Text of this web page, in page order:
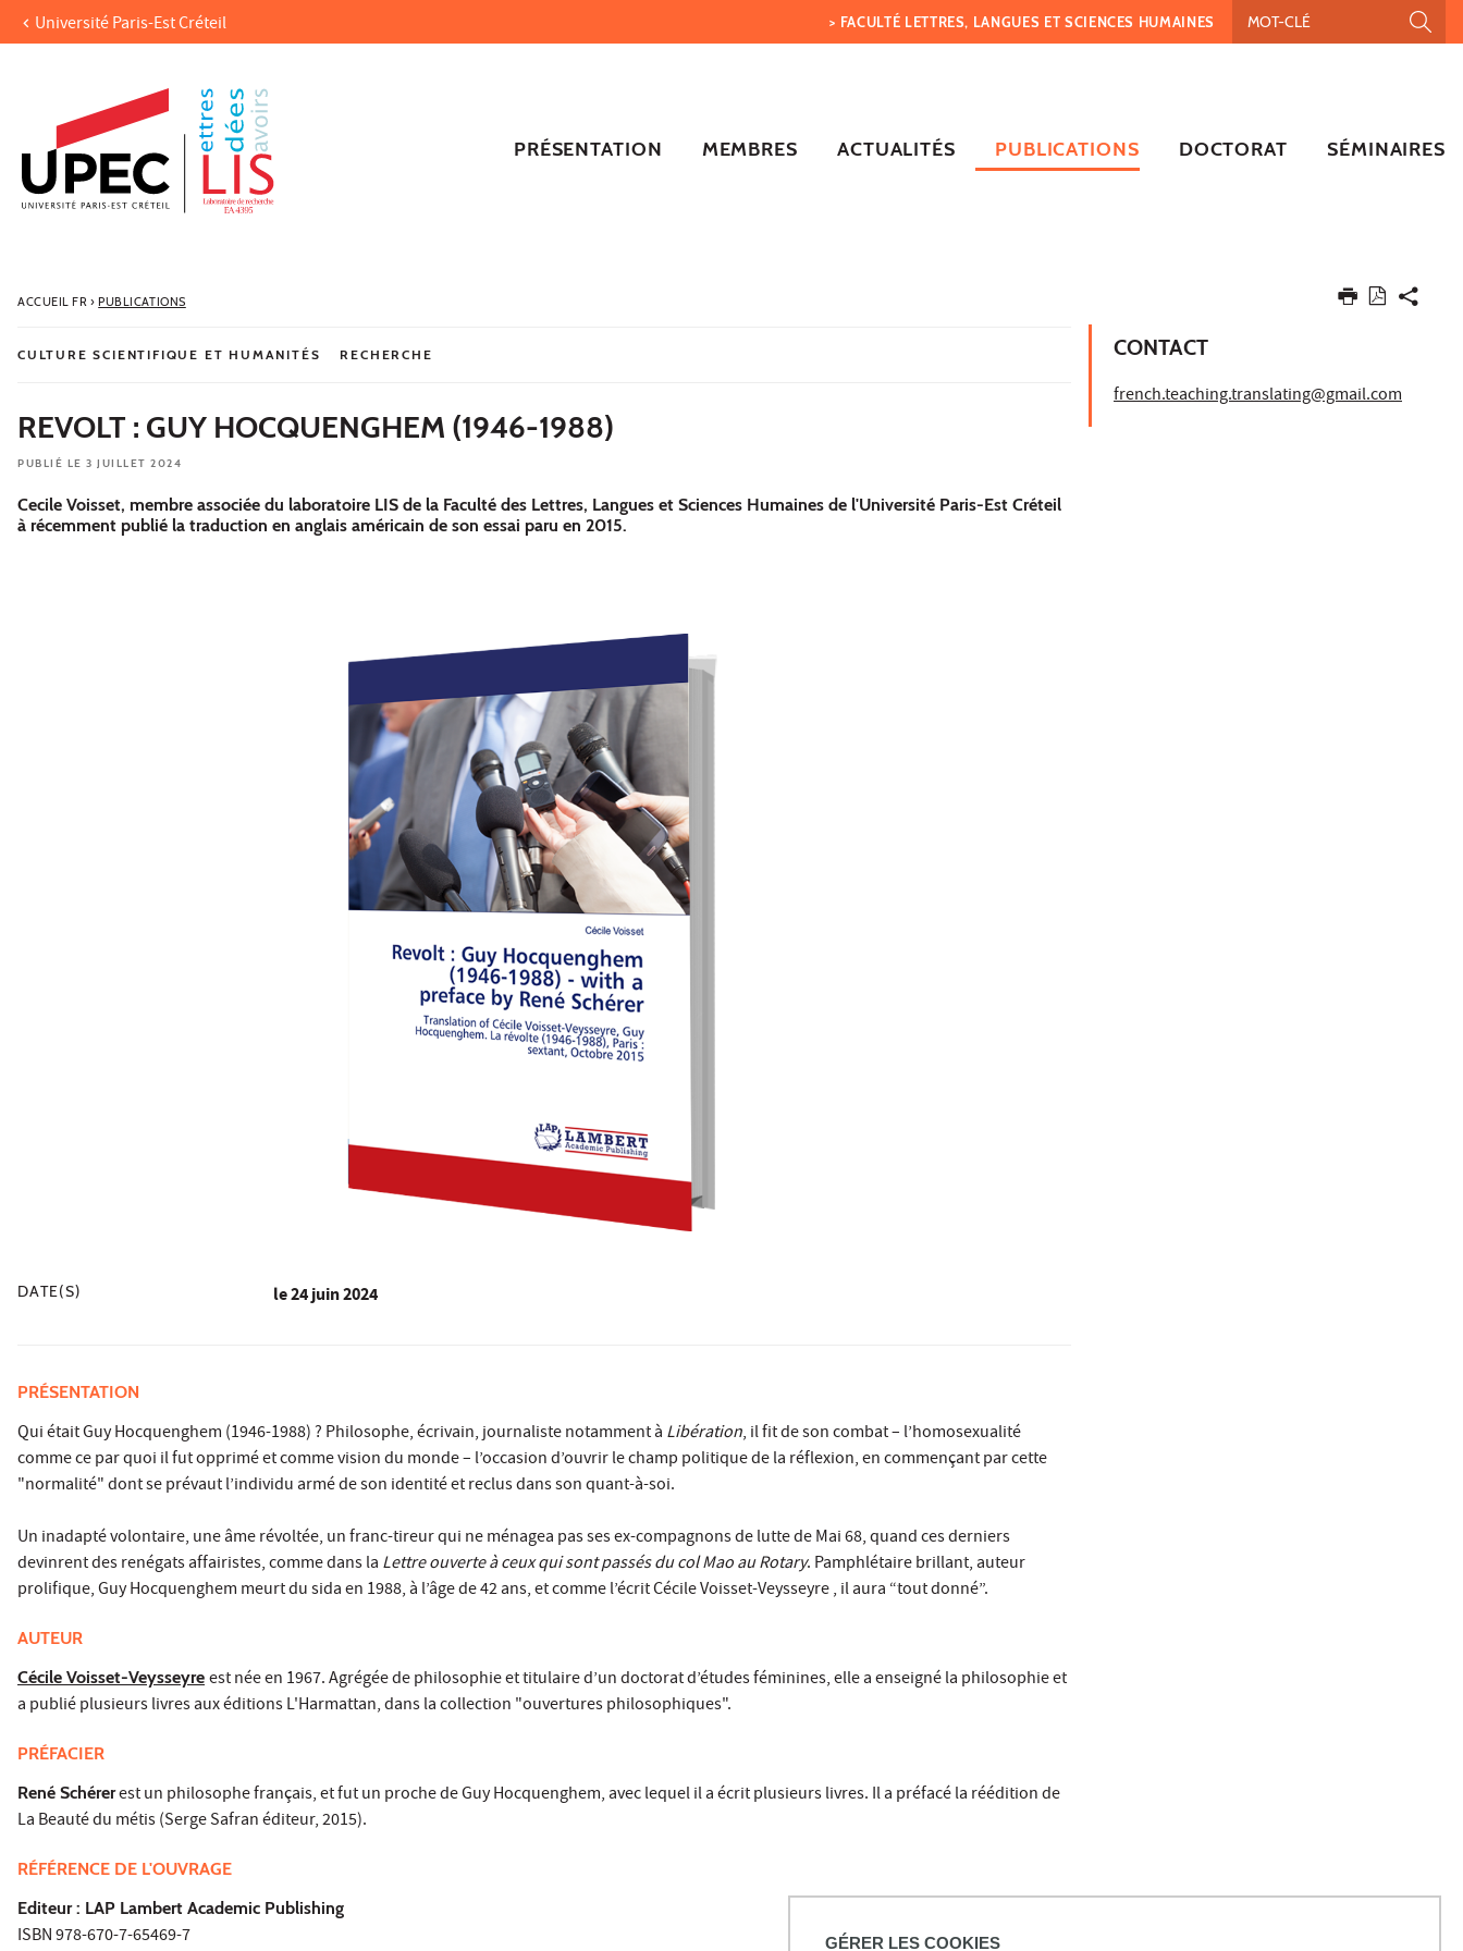
GÉRER LES COOKIES
Aller au contenu
Recherche
Université Paris-Est Créteil > FACULTÉ LETTRES, LANGUES ET SCIENCES HUMAINES
PRÉSENTATION MEMBRES ACTUALITÉS PUBLICATIONS DOCTORAT SÉMINAIRES
ACCUEIL FR› PUBLICATIONS
CULTURE SCIENTIFIQUE ET HUMANITÉS RECHERCHE
REVOLT : GUY HOCQUENGHEM (1946-1988)
PUBLIÉ LE 3 JUILLET 2024
Cecile Voisset, membre associée du laboratoire LIS de la Faculté des Lettres, Langues et Sciences Humaines de l'Université Paris-Est Créteil
à récemment publié la traduction en anglais américain de son essai paru en 2015.
DATE(S) le24 juin 2024
PRÉSENTATION
Qui était Guy Hocquenghem (1946-1988) ? Philosophe, écrivain, journaliste notamment à Libération, il fit de son combat – l’homosexualité
comme ce par quoi il fut opprimé et comme vision du monde – l’occasion d’ouvrir le champ politique de la réflexion, en commençant par cette
"normalité" dont se prévaut l’individu armé de son identité et reclus dans son quant-à-soi.
Un inadapté volontaire, une âme révoltée, un franc-tireur qui ne ménagea pas ses ex-compagnons de lutte de Mai 68, quand ces derniers
devinrent des renégats affairistes, comme dans la Lettre ouverte à ceux qui sont passés du col Mao au Rotary. Pamphlétaire brillant, auteur
prolifique, Guy Hocquenghem meurt du sida en 1988, à l’âge de 42 ans, et comme l’écrit Cécile Voisset-Veysseyre , il aura “tout donné”.
AUTEUR
Cécile Voisset-Veysseyre est née en 1967. Agrégée de philosophie et titulaire d’un doctorat d’études féminines, elle a enseigné la philosophie et
a publié plusieurs livres aux éditions L'Harmattan, dans la collection "ouvertures philosophiques".
PRÉFACIER
René Schérerest un philosophe français, et fut un proche de Guy Hocquenghem, avec lequel il a écrit plusieurs livres. Il a préfacé la réédition de
La Beauté du métis (Serge Safran éditeur, 2015).
RÉFÉRENCE DE L'OUVRAGE
Editeur : LAP Lambert Academic Publishing
ISBN 978-670-7-65469-7
CONTACT
french.teaching.translating@gmail.com